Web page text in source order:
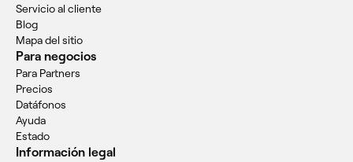
Servicio al cliente
Blog
Mapa del sitio
Para negocios
Para Partners
Precios
Datáfonos
Ayuda
Estado
Información legal